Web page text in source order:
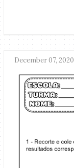
December 07, 2020